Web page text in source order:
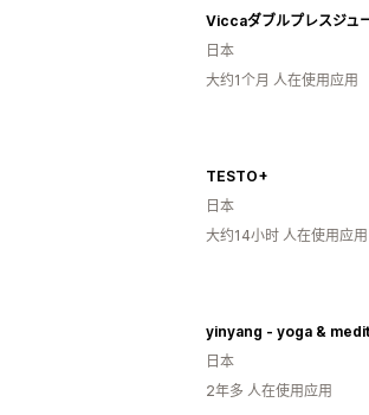
日本
大约1个月 人在使用应用
TESTO+
日本
大约14小时 人在使用应用
日本
2年多 人在使用应用